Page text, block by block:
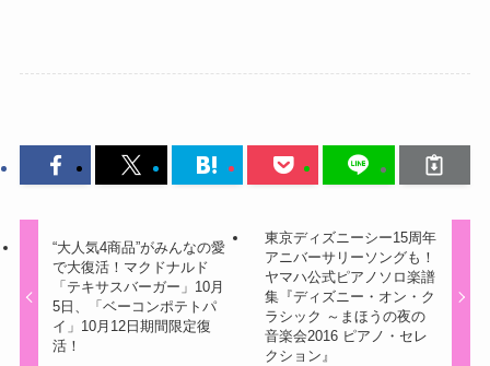
“大人気4商品”がみんなの愛
で大復活！マクドナルド
「テキサスバーガー」10月
5日、「ベーコンポテトパ
イ」10月12日期間限定復
活！
東京ディズニーシー15周年
アニバーサリーソングも！
ヤマハ公式ピアノソロ楽譜
集『ディズニー・オン・ク
ラシック ～まほうの夜の
音楽会2016 ピアノ・セレ
クション』